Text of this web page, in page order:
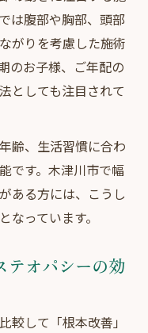
は腹部や胸部、頭部
がりを考慮した施術
のお子様、ご年配の
としても注目されて
齢、生活習慣に合わ
です。木津川市で幅
ある方には、こうし
なっています。
テオパシーの効
較して「根本改善」